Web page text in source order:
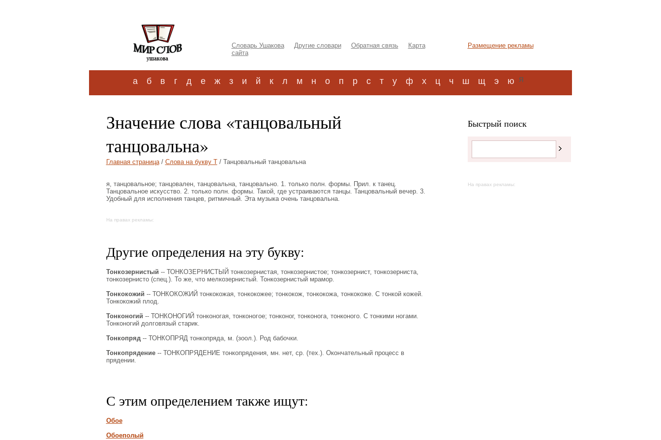
Словарь Ушакова Другие словари Обратная связь
Карта
сайта
Размещение рекламы
а б в г д е ж з и й к л м н о п р с т у ф х ц ч ш щ э ю я
Значение слова «танцовальный
танцовальна»
Главная страница/ Слова на букву Т/ Танцовальный танцовальна
я, танцовальное; танцовален, танцовальна, танцовально. 1. только полн. формы. Прил. к танец.
Танцовальное искусство. 2. только полн. формы. Такой, где устраиваются танцы. Танцовальный вечер. 3.
Удобный для исполнения танцев, ритмичный. Эта музыка очень танцовальна.
На правах рекламы:
Другие определения на эту букву:
Тонкозернистый -- ТОНКОЗЕРНИСТЫЙ тонкозернистая, тонкозернистое; тонкозернист, тонкозерниста,
тонкозернисто (спец.). То же, что мелкозернистый. Тонкозернистый мрамор.
Тонкокожий -- ТОНКОКОЖИЙ тонкокожая, тонкокожее; тонкокож, тонкокожа, тонкокоже. С тонкой кожей.
Тонкокожий плод.
Тонконогий -- ТОНКОНОГИЙ тонконогая, тонконогое; тонконог, тонконога, тонконого. С тонкими ногами.
Тонконогий долговязый старик.
Тонкопряд-- ТОНКОПРЯД тонкопряда, м. (зоол.). Род бабочки.
Тонкопрядение-- ТОНКОПРЯДЕНИЕ тонкопрядения, мн. нет, ср. (тех.). Окончательный процесс в
прядении.
С этим определением также ищут:
Обое
Обоеполый
Быстрый поиск
На правах рекламы: